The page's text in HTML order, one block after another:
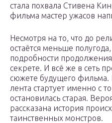
стала похвала Стивена
фильма мастер ужасов
Несмотря на то, что до
остаётся меньше
подробности
секрете. И всё же в сеть
сюжете будущего фильма.
лента стартует именно с
остановилась старая.
рассказана история
таинственных монстров.